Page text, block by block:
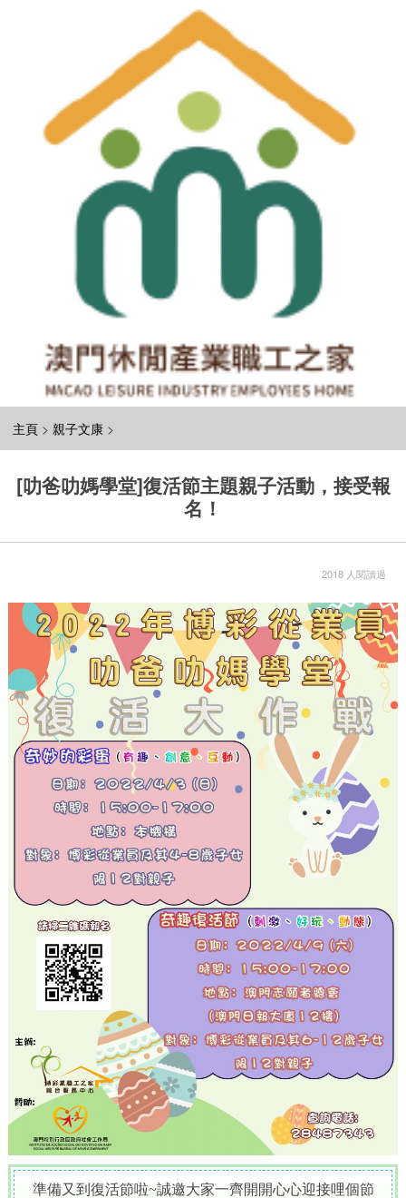
主頁 > 親子文康 >
[叻爸叻媽學堂]復活節主題親子活動，接受報
名！
2018 人閱讀過
準備又到復活節啦~誠邀大家一齊開開心心迎接哩個節